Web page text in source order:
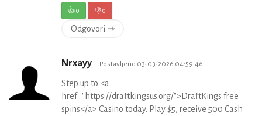
👍0 👎0
Odgovori ⇾
Nrxayy Postavljeno 03-03-2026 04:59:46
Step up to <a
href="https://draftkingsus.org/">DraftKings free
spins</a> Casino today. Play $5, receive 500 Cash